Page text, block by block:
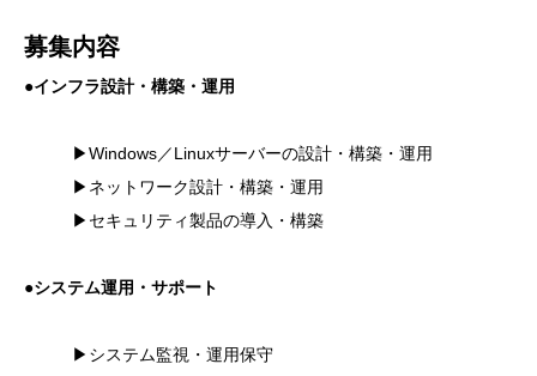
募集内容
●インフラ設計・構築・運用
▶Windows／Linuxサーバーの設計・構築・運用
▶ネットワーク設計・構築・運用
▶セキュリティ製品の導入・構築
●システム運用・サポート
▶システム監視・運用保守